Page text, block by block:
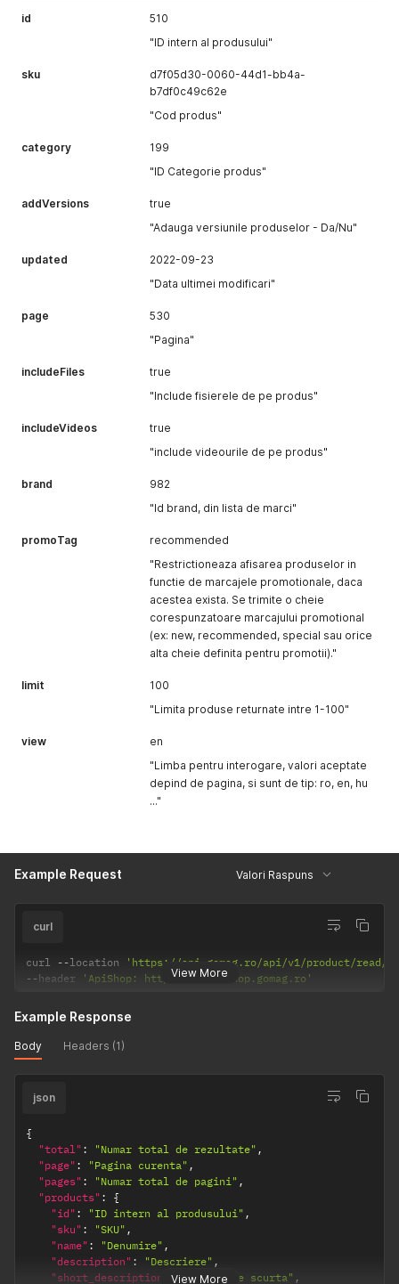
id
510
"ID intern al produsului"
sku
d7f05d30-0060-44d1-bb4a-
b7df0c49c62e
"Cod produs"
category
199
"ID Categorie produs"
addVersions
true
"Adauga versiunile produselor - Da/Nu"
updated
2022-09-23
"Data ultimei modificari"
page
530
"Pagina"
includeFiles
true
"Include fisierele de pe produs"
includeVideos
true
"include videourile de pe produs"
brand
982
"Id brand, din lista de marci"
promoTag
recommended
"Restrictioneaza afisarea produselor in
functie de marcajele promotionale, daca
acestea exista. Se trimite o cheie
corespunzatoare marcajului promotional
(ex: new, recommended, special sau orice
alta cheie definita pentru promotii)."
limit
100
"Limita produse returnate intre 1-100"
view
en
"Limba pentru interogare, valori aceptate
depind de pagina, si sunt de tip: ro, en, hu
..."
Example Request Valori Raspuns
View More
curl
curl --location
'https://api.gomag.ro/api/v1/product/read/
--header 'ApiShop: http://tennisshop.gomag.ro'
Example Response
Body Headers (1)
View More
json
{
"total" : "Numar total de rezultate" ,
"page" : "Pagina curenta" ,
"pages" : "Numar total de pagini" ,
"products" :
{
"id" : "ID intern al produsului" ,
"sku" : "SKU" ,
"name" : "Denumire" ,
"description" : "Descriere" ,
"short_description"
: "Descriere scurta" ,